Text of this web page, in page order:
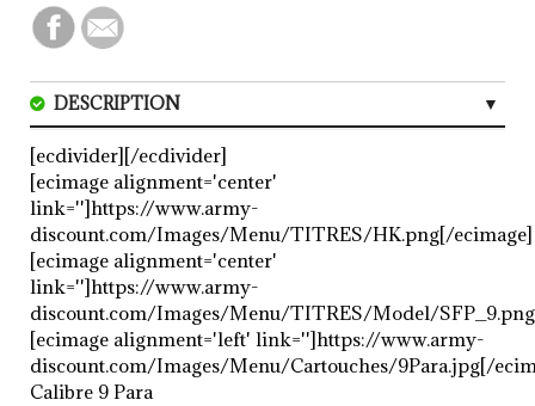
DESCRIPTION
CARACTERISTIQUES
AVIS (1)
[ecdivider][/ecdivider]
[ecimage alignment='center'
link='']https://www.army-
discount.com/Images/Menu/TITRES/HK.png[/ecimage]
[ecimage alignment='center'
link='']https://www.army-
discount.com/Images/Menu/TITRES/Model/
[ecimage alignment='left' link='']https://www.army-
discount.com/Images/Menu/Cartouches/9Para.jpg[/
Calibre 9 Para